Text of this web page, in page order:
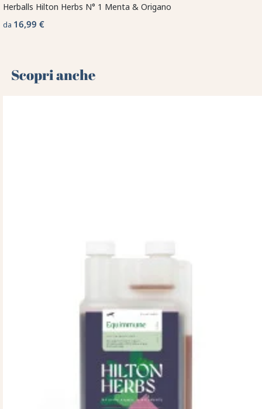
Herballs Hilton Herbs N° 1 Menta & Origano
da 16,99 €
Scopri anche 🌻